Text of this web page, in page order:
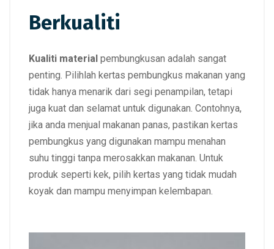
Berkualiti
Kualiti material pembungkusan adalah sangat
penting. Pilihlah kertas pembungkus makanan yang
tidak hanya menarik dari segi penampilan, tetapi
juga kuat dan selamat untuk digunakan. Contohnya,
jika anda menjual makanan panas, pastikan kertas
pembungkus yang digunakan mampu menahan
suhu tinggi tanpa merosakkan makanan. Untuk
produk seperti kek, pilih kertas yang tidak mudah
koyak dan mampu menyimpan kelembapan.